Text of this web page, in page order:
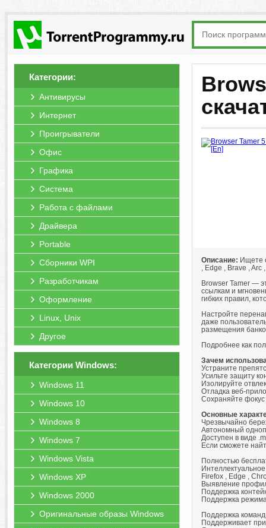
Категории:
Антивирусы
Интернет
Проигрыватели
Офис
Графика
Система
Работа с файлами
Драйвера
Portable
Сборники WPI
Разработчикам
Оформление
Linux, Unix
Другое
Категории Windows:
Windows 11
Windows 10
Windows 8
Windows 7
Windows Vista
Windows XP
Windows 2000
Оригинальные образы Windows
Описание: Ищете
, Edge , Brave ,
Browser Tamer —
ссылкам и
гибких правил,
Настройте
даже
размещения
Подробнее как
Зачем
Устраните
Усильте защиту
Изолируйте
Отладка веб-
Сохраняйте
Основные
Чрезвычайно
Автономный
Доступен в виде
Если сможете
Полностью
Firefox , Edge ,
Выявление
Поддержка
Поддержка
Поддержка
Поддерживает